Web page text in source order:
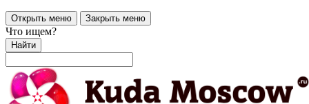
Открыть меню Закрыть меню
Что ищем?
Найти